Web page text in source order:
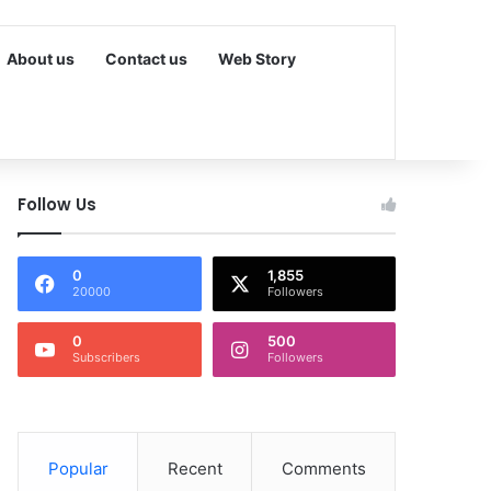
About us Contact us Web Story
Follow Us
0
20000
1,855
Followers
0
Subscribers
500
Followers
Popular Recent Comments